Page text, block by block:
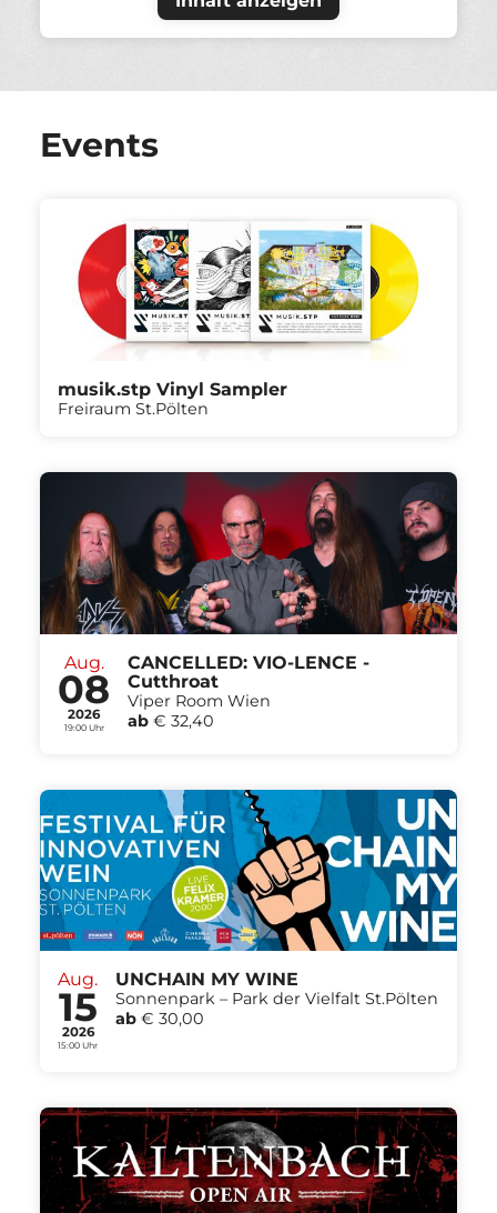
Events
musik.stp Vinyl Sampler
Freiraum St.Pölten
Aug.
08
2026
19:00 Uhr
CANCELLED: VIO-LENCE -
Cutthroat
Viper Room Wien
ab € 32,40
Aug.
15
2026
15:00 Uhr
UNCHAIN MY WINE
Sonnenpark – Park der Vielfalt St.Pölten
ab € 30,00